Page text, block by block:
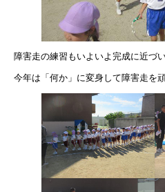
障害走の練習もいよいよ完成に近づ
今年は「何か」に変身して障害走を